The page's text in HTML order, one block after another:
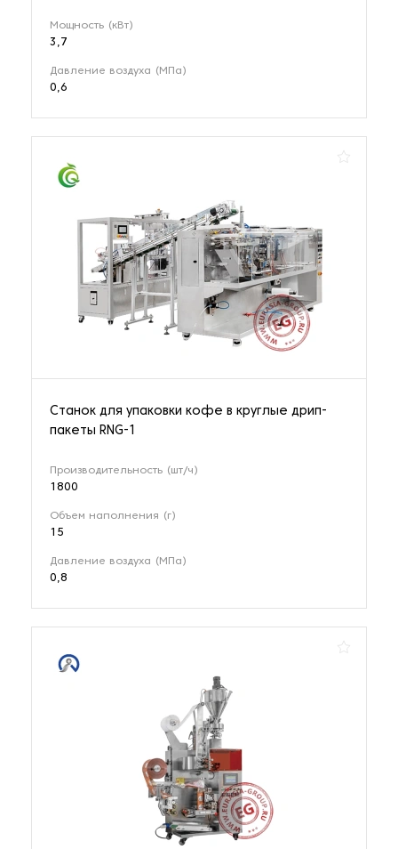
Мощность (кВт)
3,7
Давление воздуха (МПа)
0,6
Станок для упаковки кофе в круглые дрип-
пакеты RNG-1
Производительность (шт/ч)
1800
Объем наполнения (г)
15
Давление воздуха (МПа)
0,8